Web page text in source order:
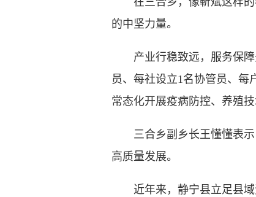
的中坚力量。
产业行稳致远，服务保障
员、每社设立1名协管员、每
常态化开展疫病防控、养殖
三合乡副乡长王懂懂表示
高质量发展。
近年来，静宁县立足县域